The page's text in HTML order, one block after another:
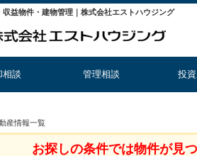
益物件・建物管理｜株式会社エストハウジング
相談 管理相談 投
産情報一覧
お探しの条件では物件が見